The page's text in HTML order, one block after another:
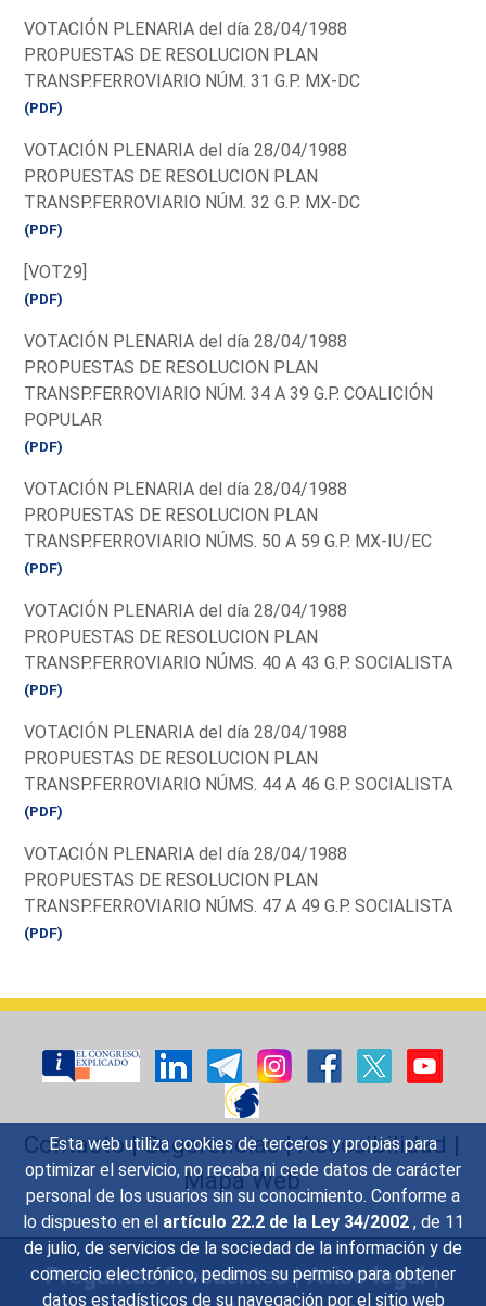
Esta web utiliza cookies de terceros y propias para
optimizar el servicio, no recaba ni cede datos de carácter
personal de los usuarios sin su conocimiento. Conforme a
lo dispuesto en el artículo 22.2 de la Ley 34/2002 , de 11
de julio, de servicios de la sociedad de la información y de
comercio electrónico, pedimos su permiso para obtener
datos estadísticos de su navegación por el sitio web
VOTACIÓN PLENARIA del día 28/04/1988
PROPUESTAS DE RESOLUCION PLAN
TRANSP.FERROVIARIO NÚM. 31 G.P. MX-DC
(PDF)
VOTACIÓN PLENARIA del día 28/04/1988
PROPUESTAS DE RESOLUCION PLAN
TRANSP.FERROVIARIO NÚM. 32 G.P. MX-DC
(PDF)
[VOT29]
(PDF)
VOTACIÓN PLENARIA del día 28/04/1988
PROPUESTAS DE RESOLUCION PLAN
TRANSP.FERROVIARIO NÚM. 34 A 39 G.P. COALICIÓN
POPULAR
(PDF)
VOTACIÓN PLENARIA del día 28/04/1988
PROPUESTAS DE RESOLUCION PLAN
TRANSP.FERROVIARIO NÚMS. 50 A 59 G.P. MX-IU/EC
(PDF)
VOTACIÓN PLENARIA del día 28/04/1988
PROPUESTAS DE RESOLUCION PLAN
TRANSP.FERROVIARIO NÚMS. 40 A 43 G.P. SOCIALISTA
(PDF)
VOTACIÓN PLENARIA del día 28/04/1988
PROPUESTAS DE RESOLUCION PLAN
TRANSP.FERROVIARIO NÚMS. 44 A 46 G.P. SOCIALISTA
(PDF)
VOTACIÓN PLENARIA del día 28/04/1988
PROPUESTAS DE RESOLUCION PLAN
TRANSP.FERROVIARIO NÚMS. 47 A 49 G.P. SOCIALISTA
(PDF)
Contacto|Sugerencias|Accesibilidad |
Mapa Web
Preguntas Frecuentes|Aviso legal|